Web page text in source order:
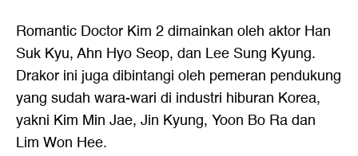
Romantic Doctor Kim 2 dimainkan oleh aktor Han
Suk Kyu, Ahn Hyo Seop, dan Lee Sung Kyung.
Drakor ini juga dibintangi oleh pemeran pendukung
yang sudah wara-wari di industri hiburan Korea,
yakni Kim Min Jae, Jin Kyung, Yoon Bo Ra dan
Lim Won Hee.